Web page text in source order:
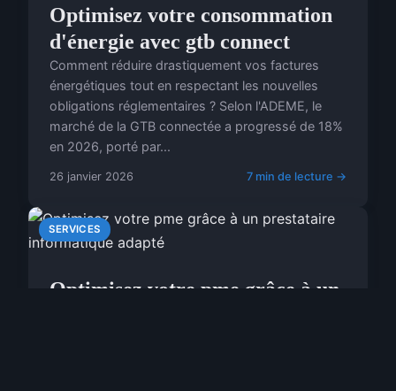
Optimisez votre consommation
d'énergie avec gtb connect
Comment réduire drastiquement vos factures
énergétiques tout en respectant les nouvelles
obligations réglementaires ? Selon l'ADEME, le
marché de la GTB connectée a progressé de 18%
en 2026, porté par...
26 janvier 2026 7 min de lecture →
SERVICES
Optimisez votre pme grâce à un